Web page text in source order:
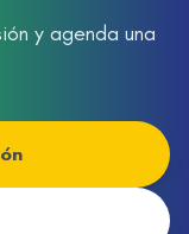
y agenda una